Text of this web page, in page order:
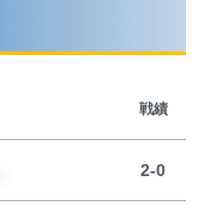
戦績
2-0